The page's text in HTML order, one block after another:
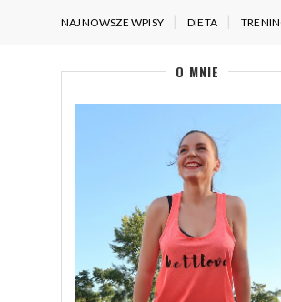
NAJNOWSZE WPISY DIETA
O MNIE